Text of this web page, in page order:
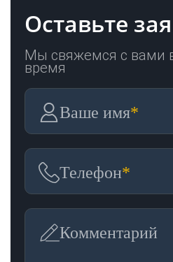
Оставьте
Мы свяжемся с вами
время
Ваше имя*
Телефон*
Комментарий